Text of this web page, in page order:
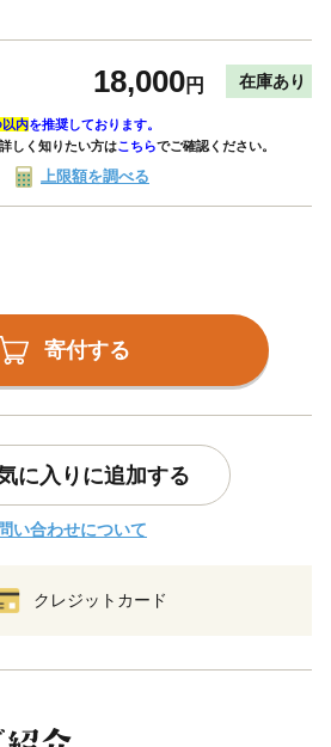
18,000円 在庫あり
以内を推奨しております。
しく知りたい方はこちらでご確認ください。
上限額を調べる
寄付する
に入りに追加する
い合わせについて
クレジットカード